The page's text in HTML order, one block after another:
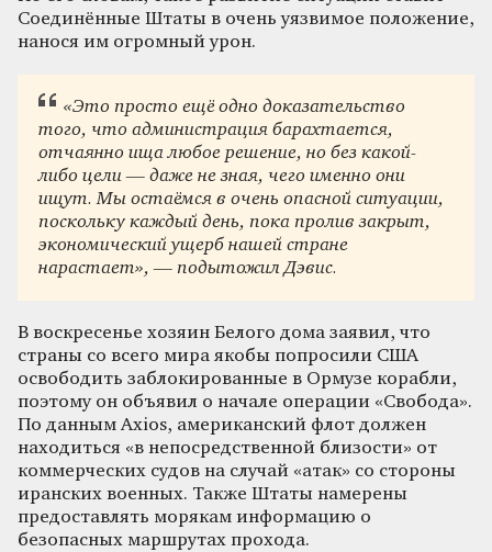
Соединённые Штаты в очень уязвимое положение,
нанося им огромный урон.
«Это просто ещё одно доказательство
того, что администрация барахтается,
отчаянно ища любое решение, но без какой-
либо цели — даже не зная, чего именно они
ищут. Мы остаёмся в очень опасной ситуации,
поскольку каждый день, пока пролив закрыт,
экономический ущерб нашей стране
нарастает», — подытожил Дэвис.
В воскресенье хозяин Белого дома заявил, что
страны со всего мира якобы попросили США
освободить заблокированные в Ормузе корабли,
поэтому он объявил о начале операции «Свобода».
По данным Axios, американский флот должен
находиться «в непосредственной близости» от
коммерческих судов на случай «атак» со стороны
иранских военных. Также Штаты намерены
предоставлять морякам информацию о
безопасных маршрутах прохода.